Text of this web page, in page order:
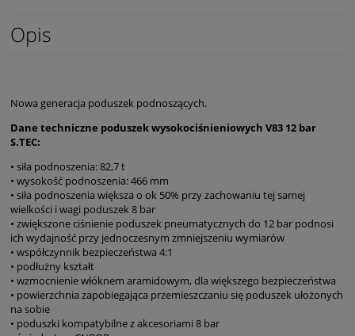
Opis
Nowa generacja poduszek podnoszących.
Dane techniczne poduszek wysokociśnieniowych V83 12 bar
S.TEC:
• siła podnoszenia: 82,7 t
• wysokość podnoszenia: 466 mm
• siła podnoszenia większa o ok 50% przy zachowaniu tej samej
wielkości i wagi poduszek 8 bar
• zwiększone ciśnienie poduszek pneumatycznych do 12 bar podnosi
ich wydajność przy jednoczesnym zmniejszeniu wymiarów
• współczynnik bezpieczeństwa 4:1
• podłużny kształt
• wzmocnienie włóknem aramidowym, dla większego bezpieczeństwa
• powierzchnia zapobiegająca przemieszczaniu się poduszek ułożonych
na sobie
• poduszki kompatybilne z akcesoriami 8 bar